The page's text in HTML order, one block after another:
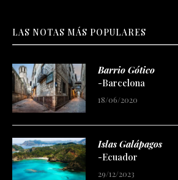
LAS NOTAS MÁS POPULARES
Barrio Gótico
-Barcelona
18/06/2020
Islas Galápagos
-Ecuador
29/12/2023